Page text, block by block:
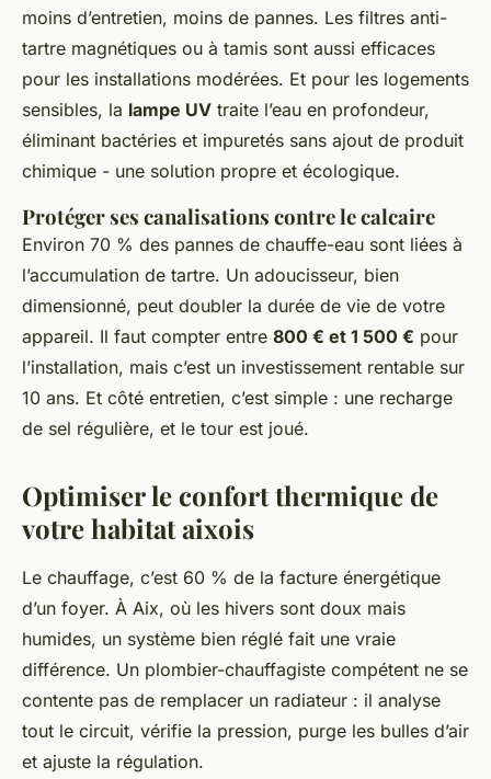
moins d’entretien, moins de pannes. Les filtres anti-
tartre magnétiques ou à tamis sont aussi efficaces
pour les installations modérées. Et pour les logements
sensibles, la lampe UV traite l’eau en profondeur,
éliminant bactéries et impuretés sans ajout de produit
chimique - une solution propre et écologique.
Protéger ses canalisations contre le calcaire
Environ 70 % des pannes de chauffe-eau sont liées à
l’accumulation de tartre. Un adoucisseur, bien
dimensionné, peut doubler la durée de vie de votre
appareil. Il faut compter entre 800 € et 1 500 € pour
l’installation, mais c’est un investissement rentable sur
10 ans. Et côté entretien, c’est simple : une recharge
de sel régulière, et le tour est joué.
Optimiser le confort thermique de
votre habitat aixois
Le chauffage, c’est 60 % de la facture énergétique
d’un foyer. À Aix, où les hivers sont doux mais
humides, un système bien réglé fait une vraie
différence. Un plombier-chauffagiste compétent ne se
contente pas de remplacer un radiateur : il analyse
tout le circuit, vérifie la pression, purge les bulles d’air
et ajuste la régulation.